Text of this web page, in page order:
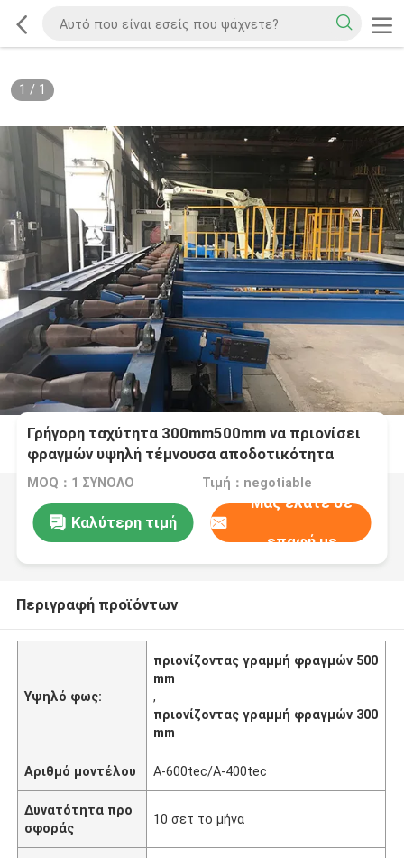
1 / 1
Γρήγορη ταχύτητα 300mm500mm να πριονίσει
φραγμών υψηλή τέμνουσα αποδοτικότητα
γραμμών
MOQ：1 ΣΥΝΟΛΟ Τιμή：negotiable
Καλύτερη τιμή
Μας ελάτε σε
επαφή με
Περιγραφή προϊόντων
Υψηλό φως:
πριονίζοντας γραμμή φραγμών 500
mm
,
πριονίζοντας γραμμή φραγμών 300
mm
Αριθμό μοντέλου Α-600tec/A-400tec
Δυνατότητα προ
σφοράς
10 σετ το μήνα